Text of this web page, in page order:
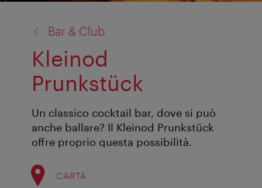
Bar & Club
Kleinod
Prunkstück
Un classico cocktail bar, dove si può
anche ballare? Il Kleinod Prunkstück
offre proprio questa possibilità.
CARTA